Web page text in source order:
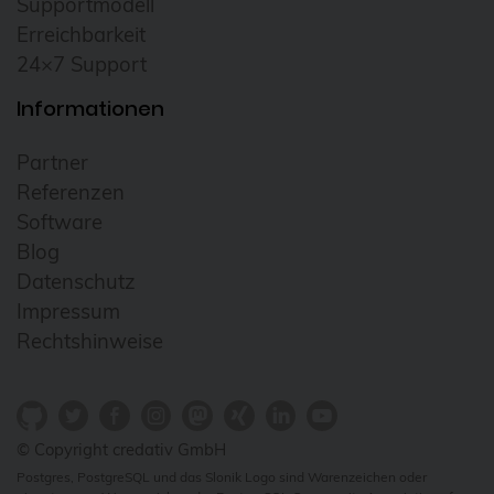
Cloudübergreifendes Management
Cluster
CNCF
Config Management Camp
Configmap
ContainerConf
corosync
CVE
Supportmodell
Erreichbarkeit
24×7 Support
Informationen
Partner
Referenzen
Software
Blog
Datenschutz
Impressum
Rechtshinweise
© Copyright credativ GmbH
Postgres, PostgreSQL und das Slonik Logo sind Warenzeichen oder